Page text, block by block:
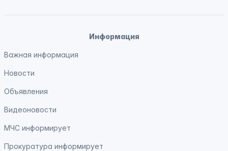
Информация
Важная информация
Новости
Объявления
Видеоновости
МЧС информирует
Прокуратура информирует